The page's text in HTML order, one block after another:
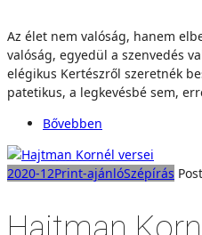
Az élet nem valóság, hanem
valóság, egyedül a szenvedés
elégikus Kertészről szeretnék
patetikus, a legkevésbé sem,
Bővebben
2020-12Print-ajánlóSzépírás